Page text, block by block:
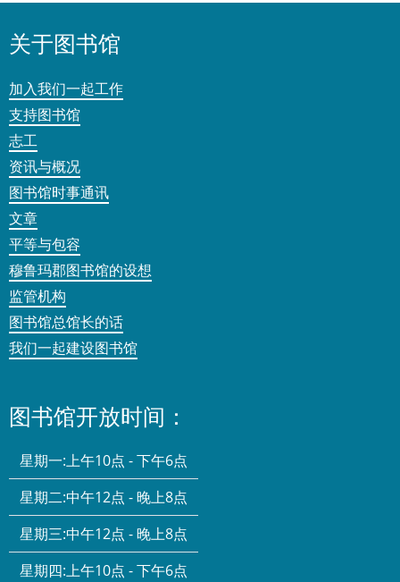
关于图书馆
加入我们一起工作
支持图书馆
志工
资讯与概况
图书馆时事通讯
文章
平等与包容
穆鲁玛郡图书馆的设想
监管机构
图书馆总馆长的话
我们一起建设图书馆
图书馆开放时间：
星期一:上午10点 - 下午6点
星期二:中午12点 - 晚上8点
星期三:中午12点 - 晚上8点
星期四:上午10点 - 下午6点